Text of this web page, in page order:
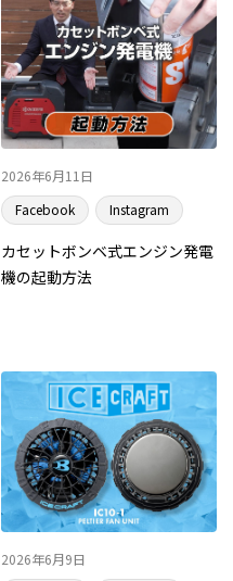
2026年6月11日
Facebook
Instagram
カセットボンベ式エンジン発電
機の起動方法
2026年6月9日